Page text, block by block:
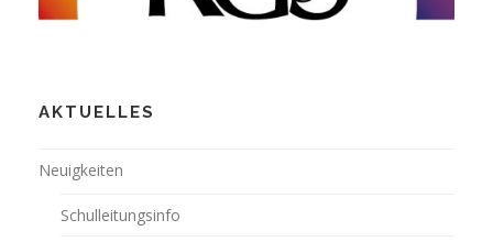
AKTUELLES
Neuigkeiten
Schulleitungsinfo